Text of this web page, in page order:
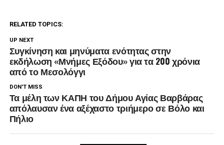
RELATED TOPICS:
UP NEXT
Συγκίνηση και μηνύματα ενότητας στην
εκδήλωση «Μνήμες Εξόδου» για τα 200 χρόνια
από το Μεσολόγγι
DON'T MISS
Τα μέλη των ΚΑΠΗ του Δήμου Αγίας Βαρβάρας
απόλαυσαν ένα αξέχαστο τριήμερο σε Βόλο και
Πήλιο